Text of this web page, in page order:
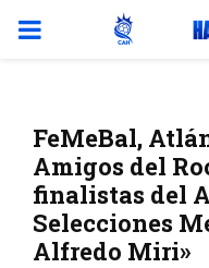
PRIMARY
FeMeBal,
Amigos del
finalistas del
Selecciones
Alfredo Miri»